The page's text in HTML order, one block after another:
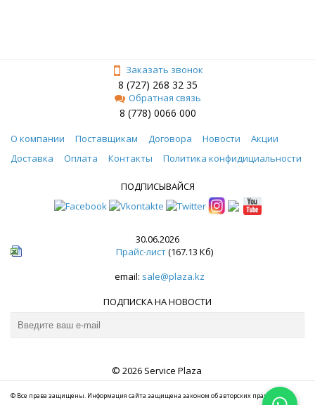
Заказать звонок
8 (727) 268 32 35
Обратная связь
8 (778) 0066 000
О компании Поставщикам Договора Новости
Акции
Доставка
Оплата Контакты Политика конфидициальности
ПОДПИСЫВАЙСЯ
30.06.2026
Прайс-лист(167.13 Кб)
email: sale@plaza.kz
ПОДПИСКА НА НОВОСТИ
© 2026 Service Plaza
© Все права защищены. Информация сайта защищена законом об авторских правах.